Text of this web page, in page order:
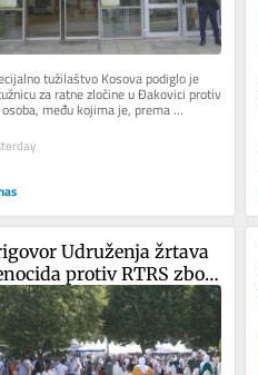
tužilaštvo Kosova podiglo je
za ratne zločine u Đakovici protiv
među kojima je, prema
Radija slobodna...
Udruženja žrtava
protiv RTRS zbog
o Potočarima: Ne
dozvoliti javno
i
preživelih